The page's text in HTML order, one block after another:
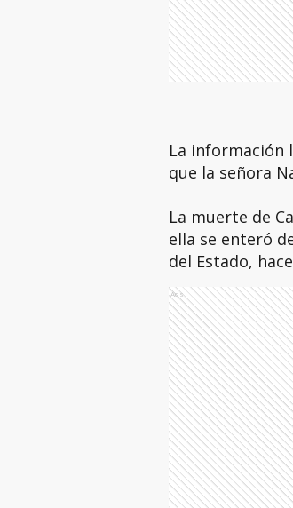
La información
que la señora
La muerte de
ella se enteró
del Estado,
Ads